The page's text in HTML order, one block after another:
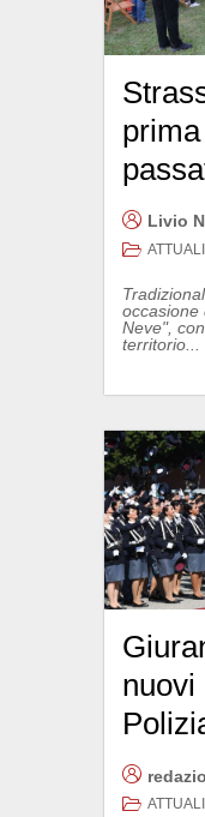
Livio
occasione
Neve",
territorio...
nuovi